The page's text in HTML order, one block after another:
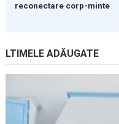
reconectare corp-minte
LTIMELE ADĂUGATE